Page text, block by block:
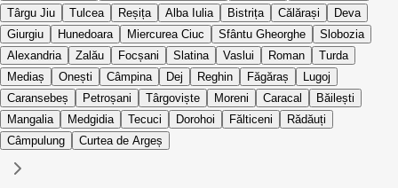
Târgu Jiu
Tulcea Reșița Alba Iulia Bistrița Călărași
Deva
Giurgiu
Hunedoara Miercurea Ciuc Sfântu Gheorghe
Slobozia
Alexandria
Zalău Focșani Slatina Vaslui Roman
Turda
Mediaș
Onești Câmpina Dej Reghin Făgăraș
Lugoj
Caransebeș
Petroșani Târgoviște Moreni Caracal
Băilești
Mangalia
Medgidia Tecuci Dorohoi Fălticeni
Rădăuți
Câmpulung
Curtea de Argeș